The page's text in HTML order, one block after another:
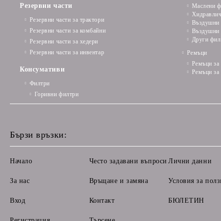
Резервни части
Резервни части за трактори
Резервни части за комбайни
Резервни части за хедери
Резервни части за инвентар
Консумативи
Филтри
Горивни филтри
Маслени
Въздушни
Въздушни
Други
Ремъци
Ремъци за
Ремъци
Бързи връзки:
Начало
За нас
Вход
Често задавани въпроси
Връщане и замяна
Контакт
Лични данни
Условия за
БЮЛЕТИН